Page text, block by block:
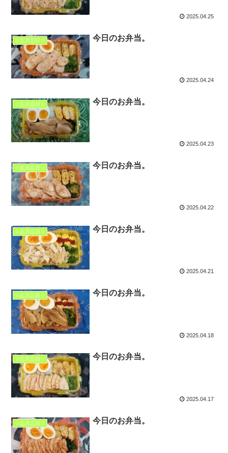
2025.04.25
☆忘月忘日☆ 今日のお弁当。
2025.04.24
☆忘月忘日☆ 今日のお弁当。
2025.04.23
☆忘月忘日☆ 今日のお弁当。
2025.04.22
☆忘月忘日☆ 今日のお弁当。
2025.04.21
☆忘月忘日☆ 今日のお弁当。
2025.04.18
☆忘月忘日☆ 今日のお弁当。
2025.04.17
☆忘月忘日☆ 今日のお弁当。